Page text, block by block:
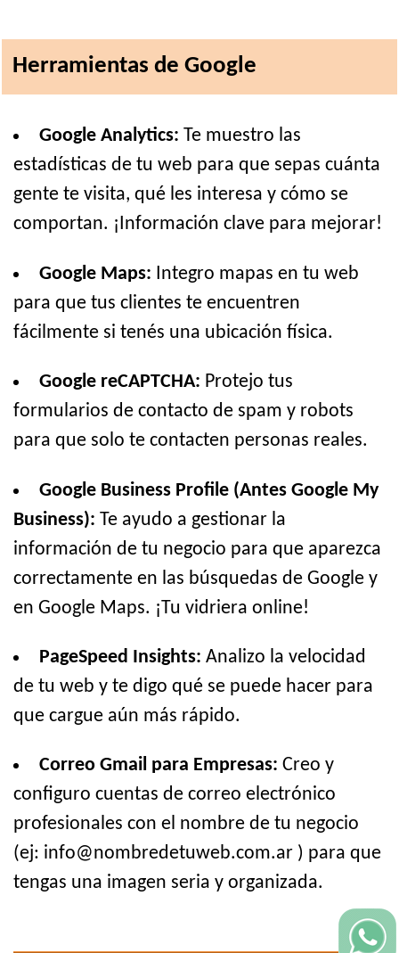
Herramientas de Google
Google Analytics: Te muestro las
estadísticas de tu web para que sepas cuánta
gente te visita, qué les interesa y cómo se
comportan. ¡Información clave para mejorar!
Google Maps: Integro mapas en tu web
para que tus clientes te encuentren
fácilmente si tenés una ubicación física.
Google reCAPTCHA: Protejo tus
formularios de contacto de spam y robots
para que solo te contacten personas reales.
Google Business Profile (Antes Google My
Business): Te ayudo a gestionar la
información de tu negocio para que aparezca
correctamente en las búsquedas de Google y
en Google Maps. ¡Tu vidriera online!
PageSpeed Insights: Analizo la velocidad
de tu web y te digo qué se puede hacer para
que cargue aún más rápido.
Correo Gmail para Empresas: Creo y
configuro cuentas de correo electrónico
profesionales con el nombre de tu negocio
(ej: info@nombredetuweb.com.ar ) para que
tengas una imagen seria y organizada.